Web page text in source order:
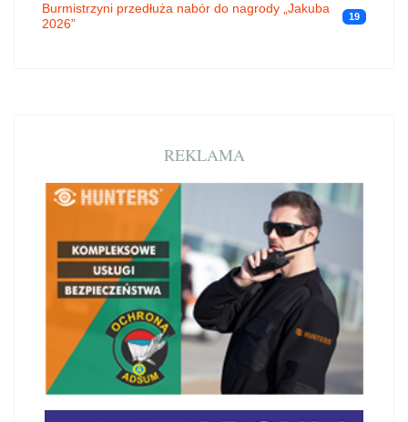
Burmistrzyni przedłuża nabór do nagrody „Jakuba
2026”
19
REKLAMA